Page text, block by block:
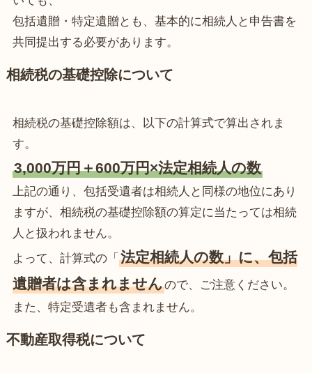
包括遺贈・特定遺贈とも、基本的に相続人と申告書を
共同提出する必要があります。
相続税の基礎控除について
相続税の基礎控除額は、以下の計算式で算出されま
す。
3,000万円＋600万円×法定相続人の数
上記の通り、包括受遺者は相続人と同様の地位にあり
ますが、相続税の基礎控除額の算定に当たっては相続
人と扱われません。
よって、計算式の「 法定相続人の数」に、包括
遺贈者は含まれませんので、ご注意ください。
また、特定受遺者も含まれません。
不動産取得税について